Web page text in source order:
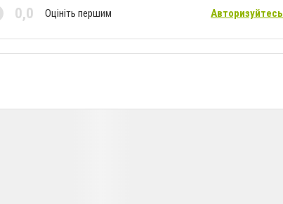
0,0 Оцініть першим Авторизуйтесь